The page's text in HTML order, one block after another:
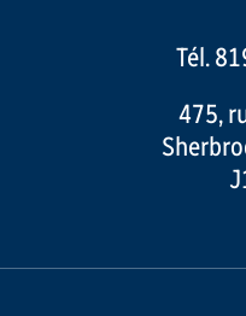
Tél.
475,